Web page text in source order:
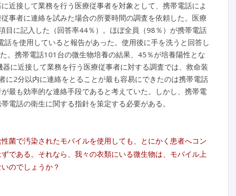
近接して業務を行う医療従事者を対象として、携帯電話によ
事者に連絡を試みた場合の所要時間の調査を依頼した。医療
に記入した（回答率44％）。ほぼ全員（98％）が携帯電話
を使用していると報告があった。使用後に手を洗うと回答し
。携帯電話101台の微生物培養の結果、45％が培養陽性とな
に近接して業務を行う医療従事者に対する調査では、救命装
2分以内に連絡をとることが最も容易にできたのは携帯電話
最も効率的な連絡手段であると考えていた。しかし、携帯電
電話の衛生に関する指針を策定する必要がある。
菌で汚染されたモバイルを使用しても、とにかく患者へコン
である。それなら、我々の衣類にいる微生物は、モバイル上
のでしょうか？